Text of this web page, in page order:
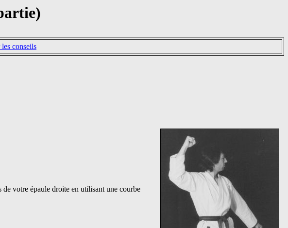
conseils
votre épaule droite en utilisant une courbe